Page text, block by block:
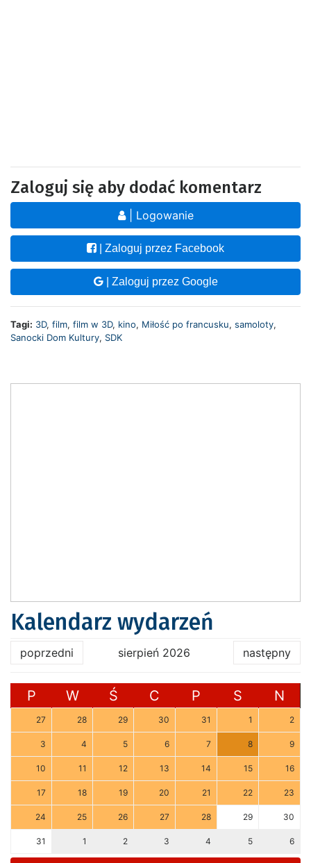
Zaloguj się aby dodać komentarz
| Logowanie
| Zaloguj przez Facebook
| Zaloguj przez Google
Tagi: 3D, film, film w 3D, kino, Miłość po francusku, samoloty,
Sanocki Dom Kultury, SDK
Kalendarz wydarzeń
poprzedni sierpień 2026 następny
P W Ś C P S N
27 28 29 30 31 1 2
3 4 5 6 7 8 9
10 11 12 13 14 15 16
17 18 19 20 21 22 23
24 25 26 27 28 29 30
31 1 2 3 4 5 6